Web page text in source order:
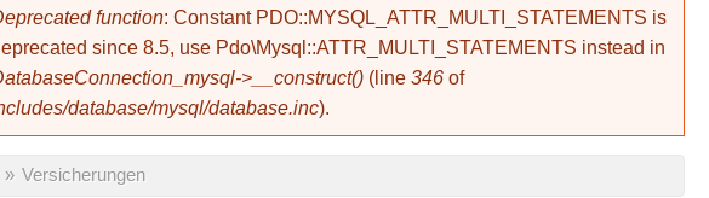
function: Constant PDO::MYSQL_ATTR_MULTI_STATEMENTS is
since 8.5, use Pdo\Mysql::ATTR_MULTI_STATEMENTS instead in
>__construct() (line 346 of
database/mysql/database.inc).
hier
» Versicherungen